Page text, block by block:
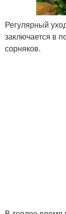
Регулярный
заключается в
сорняков.